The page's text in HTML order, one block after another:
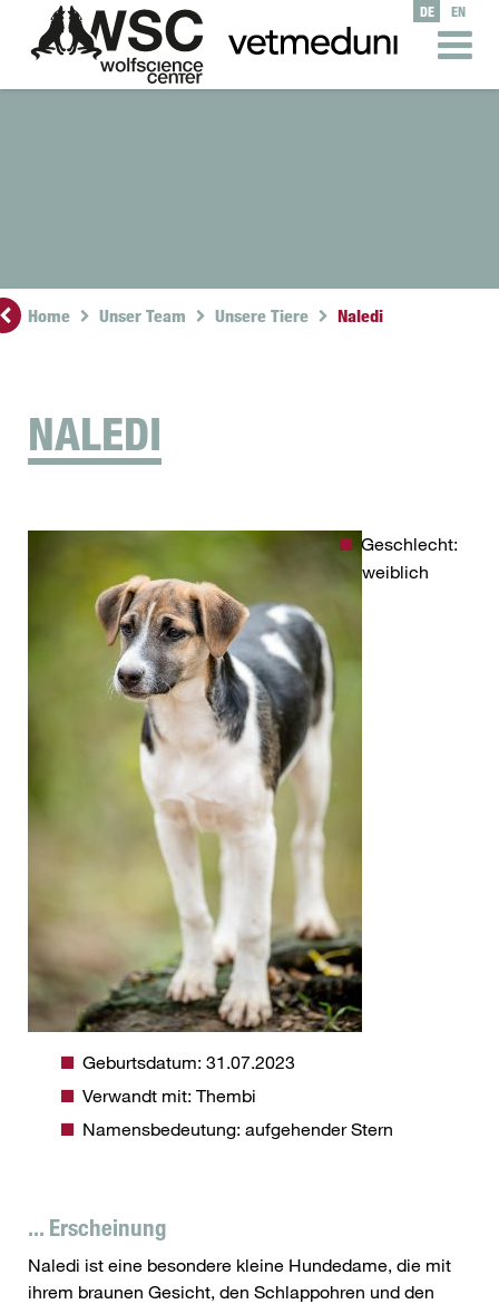
DE EN
Home Unser Team Unsere Tiere Naledi
NALEDI
Geschlecht:
weiblich
Geburtsdatum: 31.07.2023
Verwandt mit: Thembi
Namensbedeutung: aufgehender Stern
... Erscheinung
Naledi ist eine besondere kleine Hundedame, die mit
ihrem braunen Gesicht, den Schlappohren und den